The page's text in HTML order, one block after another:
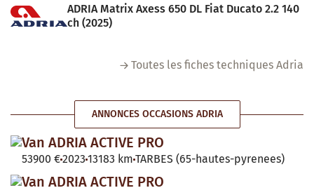
ADRIA Matrix Axess 650 DL Fiat Ducato 2.2 140
ch (2025)
Toutes les fiches techniques Adria
ANNONCES OCCASIONS ADRIA
Van ADRIA ACTIVE PRO
53900 €2023 13183 km TARBES (65-hautes-pyrenees)
Van ADRIA ACTIVE PRO